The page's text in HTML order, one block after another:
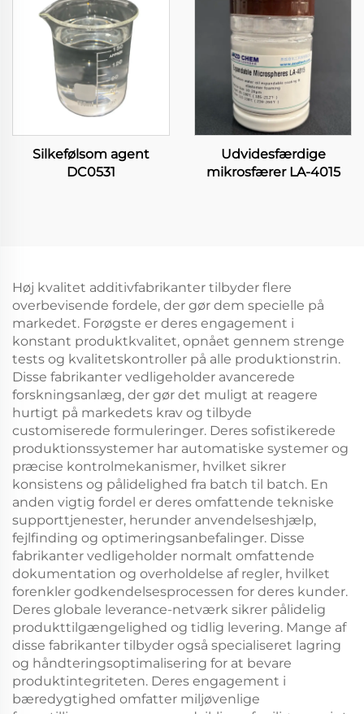
Silkefølsom agent
DC0531
Udvidesfærdige
mikrosfærer LA-4015
Høj kvalitet additivfabrikanter tilbyder flere
overbevisende fordele, der gør dem specielle på
markedet. Forøgste er deres engagement i
konstant produktkvalitet, opnået gennem strenge
tests og kvalitetskontroller på alle produktionstrin.
Disse fabrikanter vedligeholder avancerede
forskningsanlæg, der gør det muligt at reagere
hurtigt på markedets krav og tilbyde
customiserede formuleringer. Deres sofistikerede
produktionssystemer har automatiske systemer og
præcise kontrolmekanismer, hvilket sikrer
konsistens og pålidelighed fra batch til batch. En
anden vigtig fordel er deres omfattende tekniske
supporttjenester, herunder anvendelseshjælp,
fejlfinding og optimeringsanbefalinger. Disse
fabrikanter vedligeholder normalt omfattende
dokumentation og overholdelse af regler, hvilket
forenkler godkendelsesprocessen for deres kunder.
Deres globale leverance-netværk sikrer pålidelig
produkttilgængelighed og tidlig levering. Mange af
disse fabrikanter tilbyder også specialiseret lagring
og håndteringsoptimalisering for at bevare
produktintegriteten. Deres engagement i
bæredygtighed omfatter miljøvenlige